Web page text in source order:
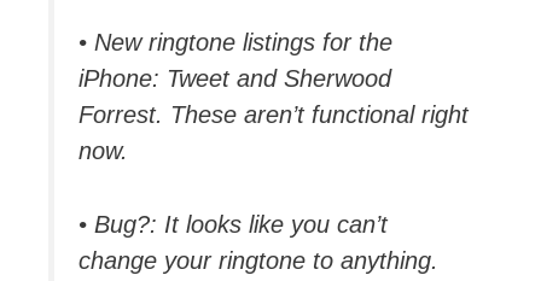
• New ringtone listings for the
iPhone: Tweet and Sherwood
Forrest. These aren’t functional right
now.
• Bug?: It looks like you can’t
change your ringtone to anything.